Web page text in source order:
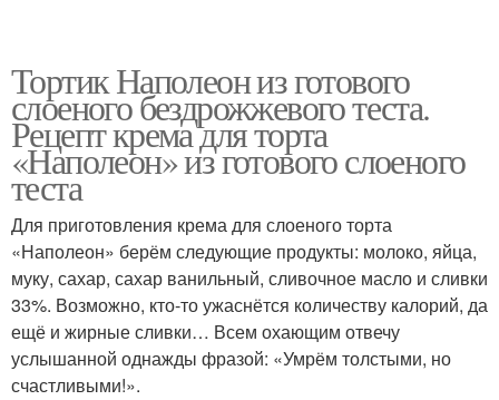
Тортик Наполеон из готового
слоеного бездрожжевого теста.
Рецепт крема для торта
«Наполеон» из готового слоеного
теста
Для приготовления крема для слоеного торта
«Наполеон» берём следующие продукты: молоко, яйца,
муку, сахар, сахар ванильный, сливочное масло и сливки
33%. Возможно, кто-то ужаснётся количеству калорий, да
ещё и жирные сливки… Всем охающим отвечу
услышанной однажды фразой: «Умрём толстыми, но
счастливыми!».